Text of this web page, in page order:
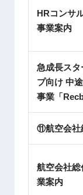
HRコンサ
事業案内
急成長スタ
プ向け 中
事業「
⑪航空会社
航空会社総
業案内